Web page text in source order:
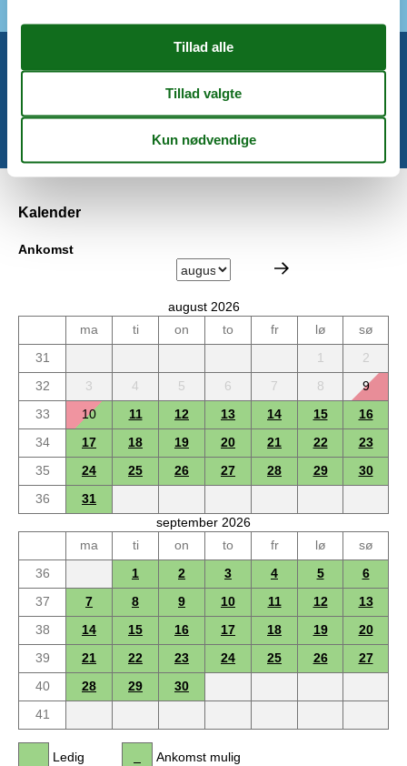
Miniferie
Der er mulighed for miniferie hele året.
Kalender
Ankomst
august 2026
ma
ti on to fr lø
sø
31
1
2
32
3 4 5 6 7 8
9
33
10 11 12 13 14 15
16
34
17 18 19 20 21 22
23
35
24 25 26 27 28 29
30
36
31
september 2026
ma
ti on to fr lø
sø
36
1 2 3 4 5
6
37
7 8 9 10 11 12
13
38
14 15 16 17 18 19
20
39
21 22 23 24 25 26
27
40
28 29
30
41
Ledig Ankomst mulig